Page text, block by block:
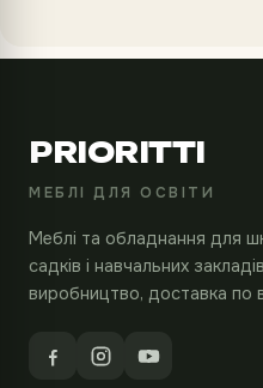
PRIORITTI
МЕБЛІ ДЛЯ ОСВІТИ
Меблі та обладнання для
садків і навчальних
виробництво, доставка по